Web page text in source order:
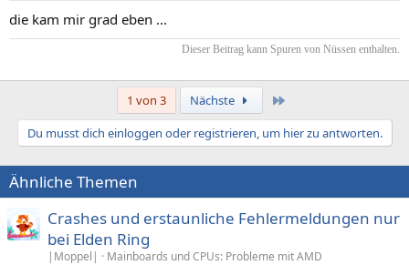
die kam mir grad eben ...
Dieser Beitrag kann Spuren von Nüssen enthalten.​
1 von 3 Nächste
Du musst dich einloggen oder registrieren, um hier zu antworten.
Ähnliche Themen
Crashes und erstaunliche Fehlermeldungen nur
bei Elden Ring
|Moppel|
Mainboards und CPUs: Probleme mit AMD